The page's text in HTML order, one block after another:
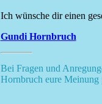
Ich wünsche dir einen
Gundi Hornbruch
Bei Fragen und
Hornbruch eure Meinung